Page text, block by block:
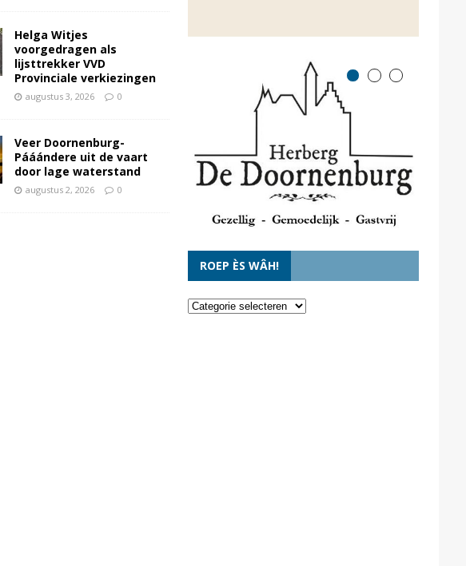
Helga Witjes
voorgedragen als
lijsttrekker VVD
Provinciale verkiezingen
augustus 3, 2026 0
Veer Doornenburg-
Pááándere uit de vaart
door lage waterstand
augustus 2, 2026 0
ROEP ÈS WÂH!